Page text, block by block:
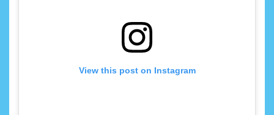
View this post on Instagram